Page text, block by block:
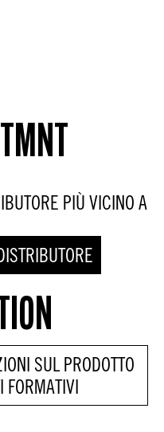
PIÙ VICINO A
SUL PRODOTTO
FORMATIVI